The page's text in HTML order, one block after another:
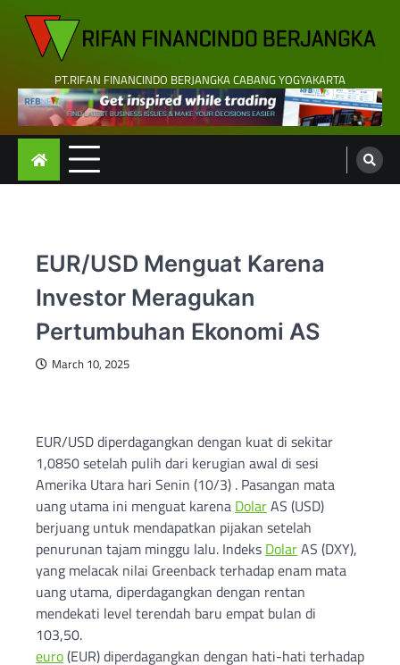
content
PT.RIFAN FINANCINDO BERJANGKA CABANG YOGYAKARTA
EUR/USD Menguat Karena
Investor Meragukan
Pertumbuhan Ekonomi AS
March 10, 2025
EUR/USD diperdagangkan dengan kuat di sekitar
1,0850 setelah pulih dari kerugian awal di sesi
Amerika Utara hari Senin (10/3) . Pasangan mata
uang utama ini menguat karena DolarAS (USD)
berjuang untuk mendapatkan pijakan setelah
penurunan tajam minggu lalu. Indeks DolarAS (DXY),
yang melacak nilai Greenback terhadap enam mata
uang utama, diperdagangkan dengan rentan
mendekati level terendah baru empat bulan di
103,50.
euro(EUR) diperdagangkan dengan hati-hati terhadap